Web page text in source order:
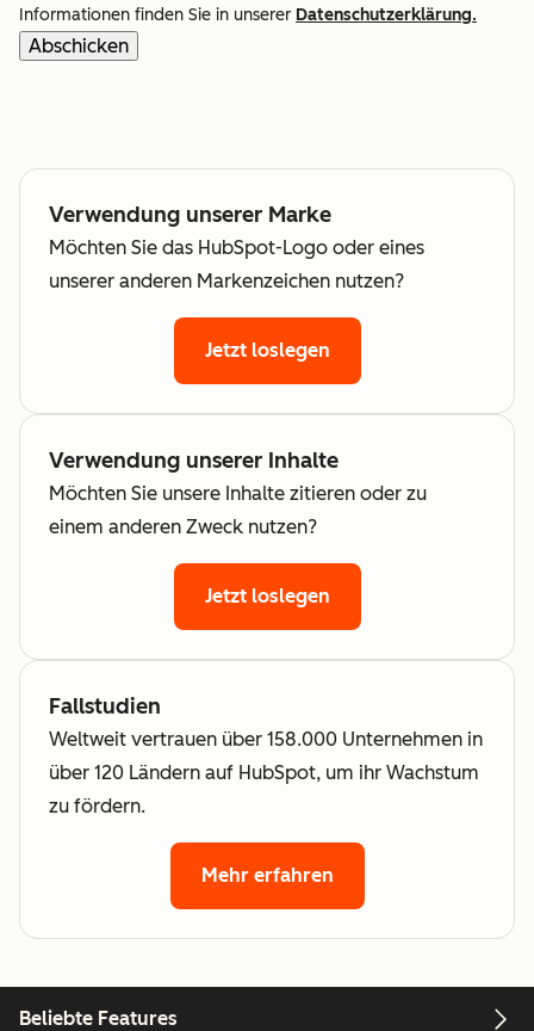
Informationen finden Sie in unserer Datenschutzerklärung.
Verwendung unserer Marke
Möchten Sie das HubSpot-Logo oder eines
unserer anderen Markenzeichen nutzen?
Jetzt loslegen
Verwendung unserer Inhalte
Möchten Sie unsere Inhalte zitieren oder zu
einem anderen Zweck nutzen?
Jetzt loslegen
Fallstudien
Weltweit vertrauen über 158.000 Unternehmen in
über 120 Ländern auf HubSpot, um ihr Wachstum
zu fördern.
Mehr erfahren
Beliebte Features